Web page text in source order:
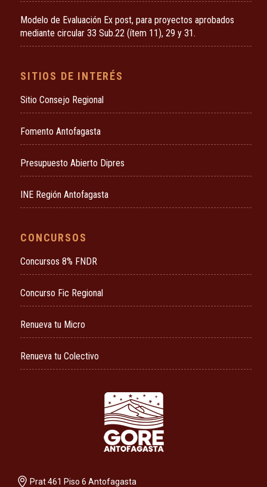
Modelo de Evaluación Ex post, para proyectos aprobados
mediante circular 33 Sub.22 (ítem 11), 29 y 31.
SITIOS DE INTERÉS
Sitio Consejo Regional
Fomento Antofagasta
Presupuesto Abierto Dipres
INE Región Antofagasta
CONCURSOS
Concursos 8% FNDR
Concurso Fic Regional
Renueva tu Micro
Renueva tu Colectivo
Prat 461 Piso 6 Antofagasta